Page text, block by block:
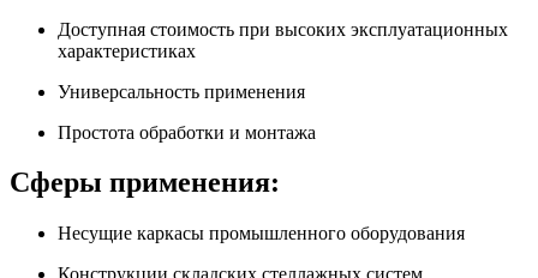
Доступная стоимость при высоких эксплуатационных
характеристиках
Универсальность применения
Простота обработки и монтажа
Сферы применения:
Несущие каркасы промышленного оборудования